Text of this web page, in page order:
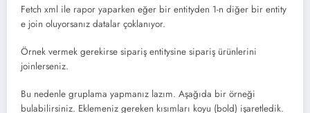
Fetch xml ile rapor yaparken eğer bir entityden 1-n diğer bir entity
e join oluyorsanız datalar çoklanıyor.
Örnek vermek gerekirse sipariş entitysine sipariş ürünlerini
joinlerseniz.
Bu nedenle gruplama yapmanız lazım. Aşağıda bir örneği
bulabilirsiniz. Eklemeniz gereken kısımları koyu (bold) işaretledik.